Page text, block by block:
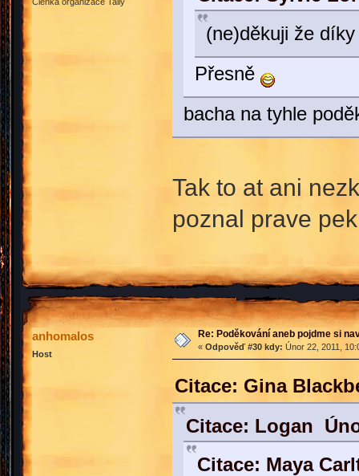
(ne)děkuji že
Přesně
bacha na tyhle
Tak to at ani
poznal prave
anhomalos
Host
Re: Poděkování aneb pojdme si
« Odpověď #30 kdy: Únor 22, 2011,
Citace: Gina
Citace: Logan
Citace: Maya